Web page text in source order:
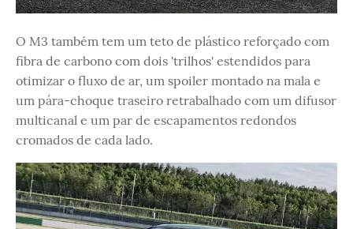
O M3 também tem um teto de plástico reforçado com
fibra de carbono com dois 'trilhos' estendidos para
otimizar o fluxo de ar, um spoiler montado na mala e
um pára-choque traseiro retrabalhado com um difusor
multicanal e um par de escapamentos redondos
cromados de cada lado.